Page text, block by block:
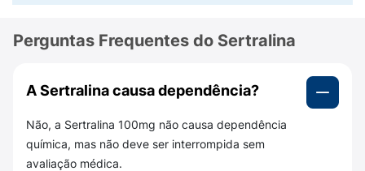
Composição do Sertralina 100mg
Cada comprimido revestido de Sertralina
111,86 mg de cloridrato de
sertralina (equivalente a 100 mg de
sertralina). Além disso, possui excipientes
responsáveis por dar forma e estabilidade ao
Perguntas Frequentes do Sertralina
A Sertralina causa dependência?​
Não, a Sertralina 100mg não causa dependência
química, mas não deve ser interrompida sem
avaliação médica.